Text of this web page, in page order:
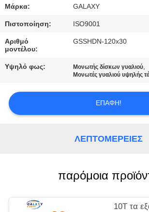
ΜΑΣ
ΥΠΟΘΈΣΕΙΣ
PRIVACY
Μάρκα: GALAXY
Πιστοποίηση: ISO9001
Αριθμό
μοντέλου:
GSSHDN-120x30
Υψηλό φως: Μονωτής δίσκων γυαλιού,
Μονωτές γυαλιού υψηλής
ΕΠΑΦΉ!
ΛΕΠΤΟΜΈΡΕΙΕΣ
παρόμοια
10T τα